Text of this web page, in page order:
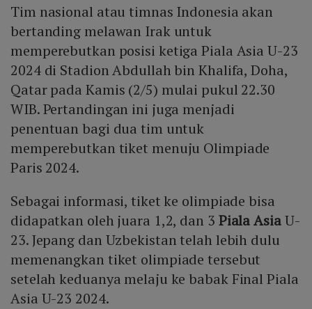
Tim nasional atau timnas Indonesia akan
bertanding melawan Irak untuk
memperebutkan posisi ketiga Piala Asia U-23
2024 di Stadion Abdullah bin Khalifa, Doha,
Qatar pada Kamis (2/5) mulai pukul 22.30
WIB. Pertandingan ini juga menjadi
penentuan bagi dua tim untuk
memperebutkan tiket menuju Olimpiade
Paris 2024.
Sebagai informasi, tiket ke olimpiade bisa
didapatkan oleh juara 1,2, dan 3 Piala AsiaU-
23. Jepang dan Uzbekistan telah lebih dulu
memenangkan tiket olimpiade tersebut
setelah keduanya melaju ke babak Final Piala
Asia U-23 2024.